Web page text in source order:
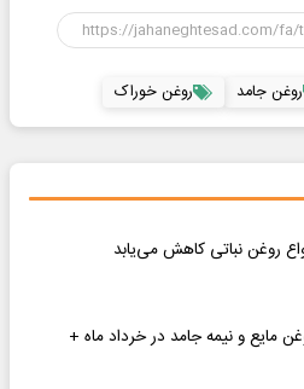
روغن جامد روغن خوراک
روغن‌ نباتی کاهش می‌یابد
مایع و نیمه جامد در خرداد ماه +